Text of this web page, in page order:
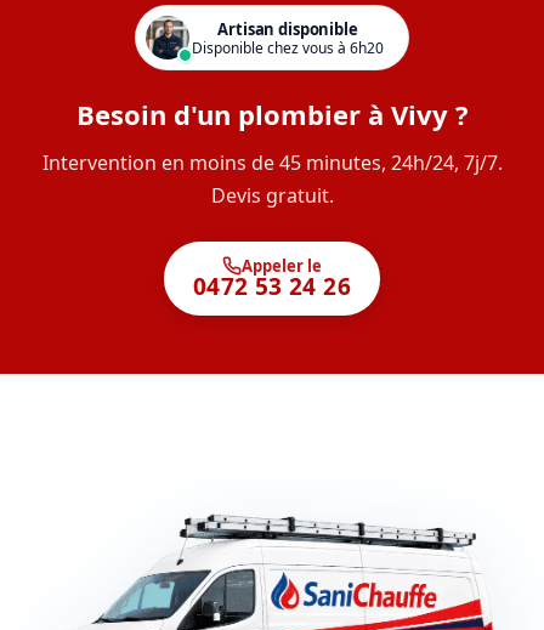
Artisan disponible
Disponible chez vous à 6h20
Besoin d'un plombier à Vivy ?
Intervention en moins de 45 minutes, 24h/24, 7j/7.
Devis gratuit.
Appeler le
0472 53 24 26